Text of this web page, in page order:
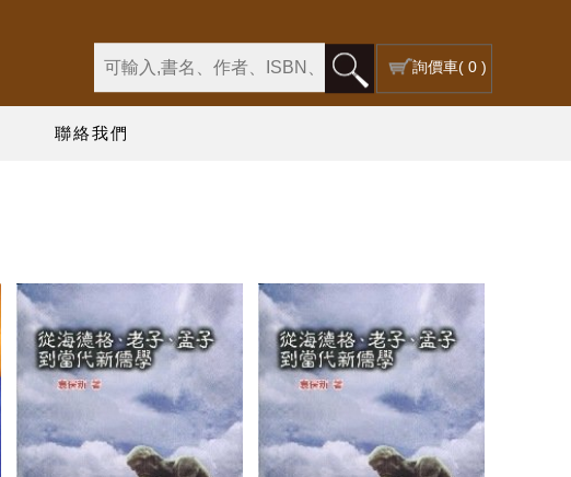
詢價車( 0 )
聯絡我們